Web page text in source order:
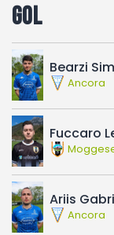
Gol
Bearzi
Ancora
Fuccaro
Ariis
Ancora